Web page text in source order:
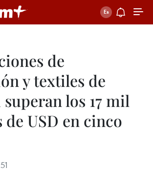
de
y textiles de
los 17 mil
USD en cinco